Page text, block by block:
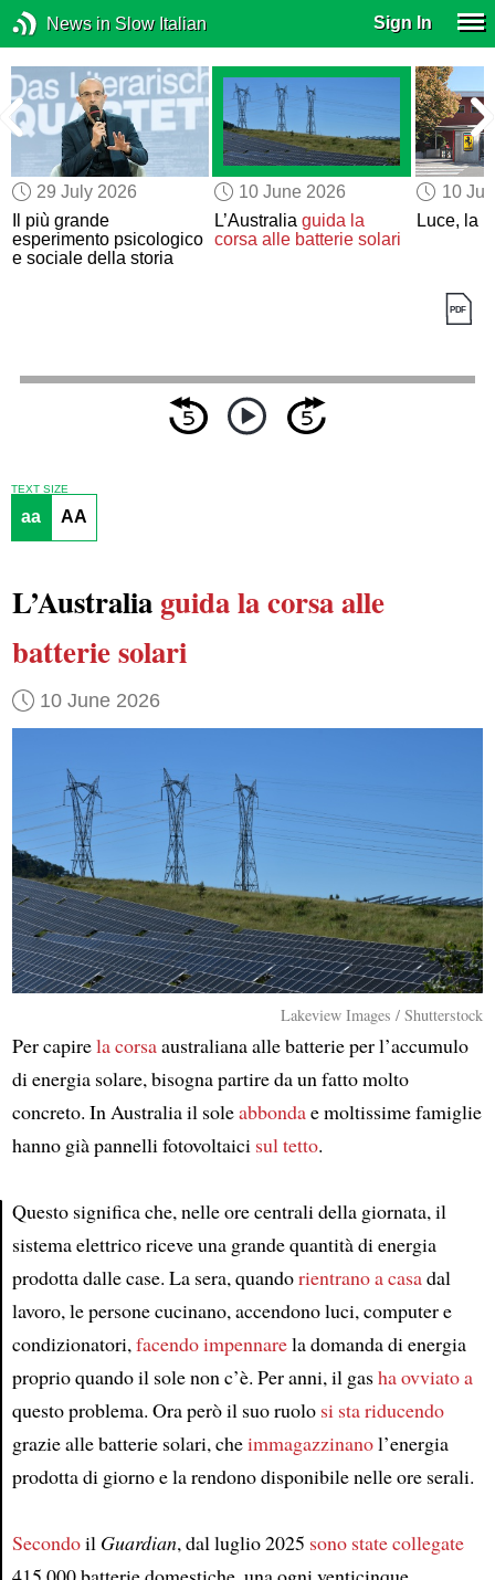
News in Slow Italian Sign In
29 July 2026
Il più grande
esperimento psicologico
e sociale della storia
10 June 2026
L’Australia guida la
corsa alle batterie solari
10
Luce, la
TEXT SIZE
aa AA
L’Australia guida la corsa alle
batterie solari
10 June 2026
Lakeview Images / Shutterstock
Per capirela corsaaustraliana alle batterie per l’accumulo
di energia solare, bisogna partire da un fatto molto
concreto. In Australia il soleabbondae moltissime famiglie
hanno già pannelli fotovoltaici sul tetto.
Questo significa che, nelle ore centrali della giornata, il
sistema elettrico riceve una grande quantità di energia
prodotta dalle case. La sera, quandorientrano a casadal
lavoro, le persone cucinano, accendono luci, computer e
condizionatori,facendo impennarela domanda di energia
proprio quando il sole non c’è. Per anni, il gasha ovviato a
questo problema. Ora però il suo ruolo si sta riducendo
grazie alle batterie solari, cheimmagazzinanol’energia
prodotta di giorno e la rendono disponibile nelle ore serali.
Secondoil Guardian, dal luglio 2025 sono state collegate